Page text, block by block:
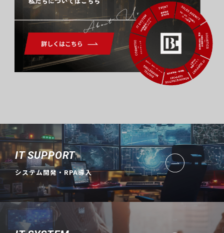
About Us
IT SUPPORT
システム開発・RPA導入